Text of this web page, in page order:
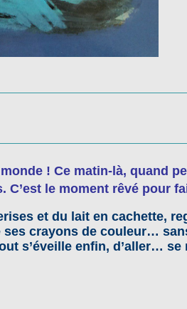
! Ce matin-là, quand
le moment rêvé pour
et du lait en cachette,
crayons de couleur…
s’éveille enfin, d’aller…